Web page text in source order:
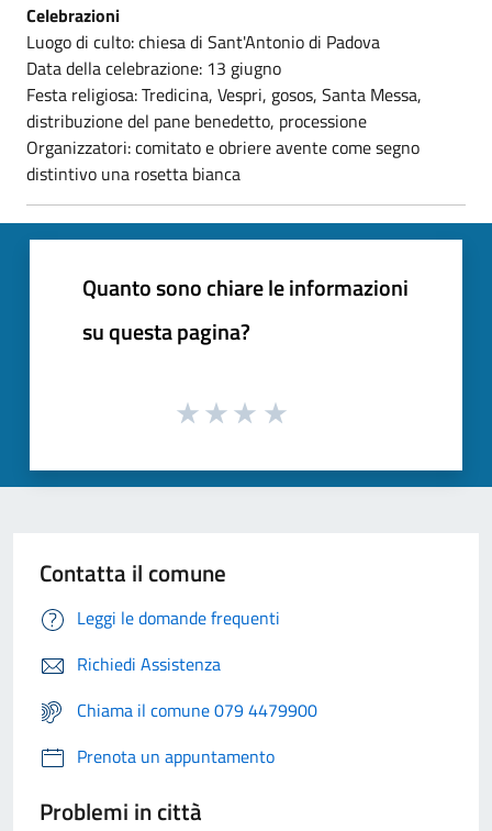
Celebrazioni
Luogo di culto: chiesa di Sant'Antonio di Padova
Data della celebrazione: 13 giugno
Festa religiosa: Tredicina, Vespri, gosos, Santa Messa,
distribuzione del pane benedetto, processione
Organizzatori: comitato e obriere avente come segno
distintivo una rosetta bianca
Quanto sono chiare le informazioni
su questa pagina?
Contatta il comune
Leggi le domande frequenti
Richiedi Assistenza
Chiama il comune 079 4479900
Prenota un appuntamento
Problemi in città